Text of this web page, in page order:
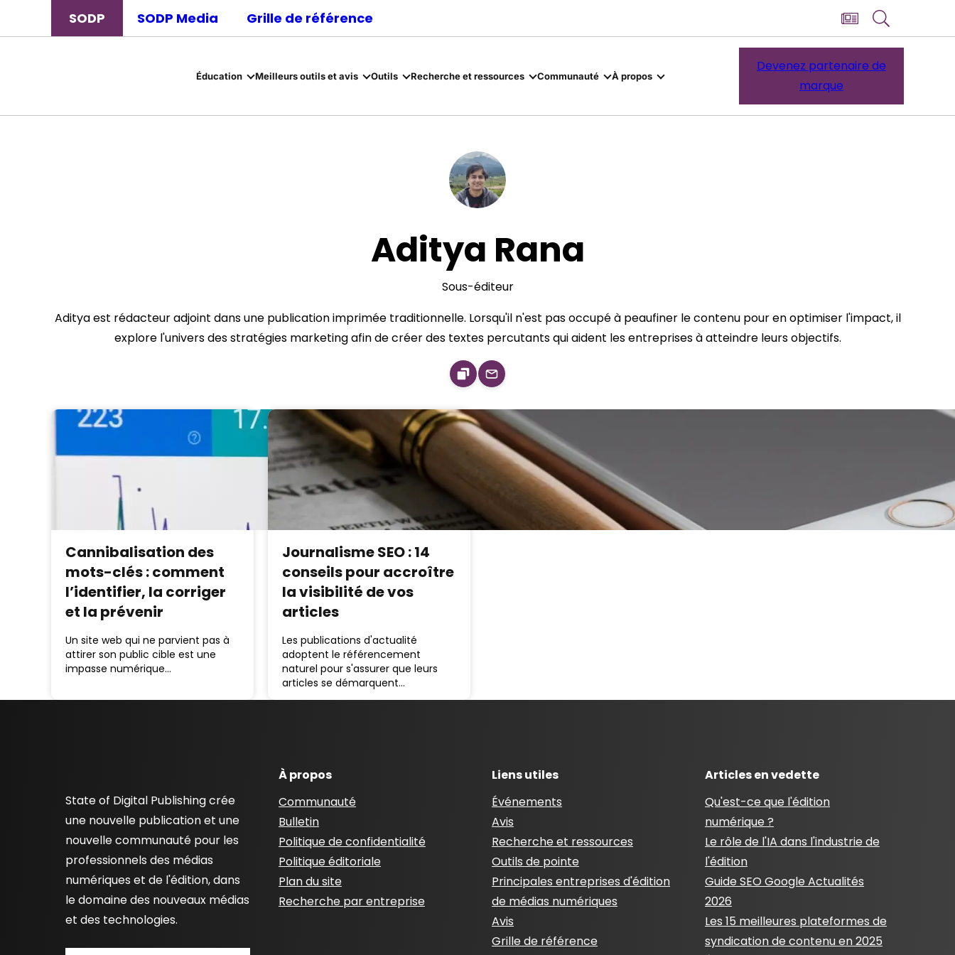
SODP SODP Media Grille de référence
Éducation Meilleurs outils et avis Outils Recherche et ressources Communauté À propos
Devenez partenaire de
marque
Aditya Rana
Sous-éditeur
Aditya est rédacteur adjoint dans une publication imprimée traditionnelle. Lorsqu'il n'est pas occupé à peaufiner le contenu pour en optimiser l'impact, il
explore l'univers des stratégies marketing afin de créer des textes percutants qui aident les entreprises à atteindre leurs objectifs.
Cannibalisation des
mots-clés : comment
l’identifier, la corriger
et la prévenir
Un site web qui ne parvient pas à
attirer son public cible est une
impasse numérique…
Journalisme SEO : 14
conseils pour accroître
la visibilité de vos
articles
Les publications d'actualité
adoptent le référencement
naturel pour s'assurer que leurs
articles se démarquent…
State of Digital Publishing crée
une nouvelle publication et une
nouvelle communauté pour les
professionnels des médias
numériques et de l'édition, dans
le domaine des nouveaux médias
et des technologies.
À propos
Communauté
Bulletin
Politique de confidentialité
Politique éditoriale
Plan du site
Recherche par entreprise
Liens utiles
Événements
Avis
Recherche et ressources
Outils de pointe
Principales entreprises d'édition
de médias numériques
Avis
Grille de référence
Articles en vedette
Qu'est-ce que l'édition
numérique ?
Le rôle de l'IA dans l'industrie de
l'édition
Guide SEO Google Actualités
2026
Les 15 meilleures plateformes de
syndication de contenu en 2025